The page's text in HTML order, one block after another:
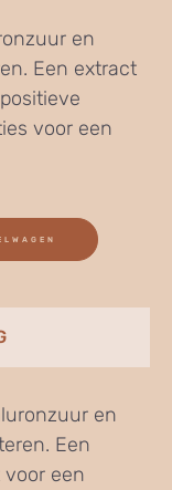
en
Een extract
voor een
en
Een
een